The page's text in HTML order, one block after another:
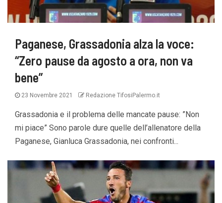
Paganese, Grassadonia alza la voce:
“Zero pause da agosto a ora, non va
bene”
23 Novembre 2021 Redazione TifosiPalermo.it
Grassadonia e il problema delle mancate pause: ”Non
mi piace” Sono parole dure quelle dell’allenatore della
Paganese, Gianluca Grassadonia, nei confronti...